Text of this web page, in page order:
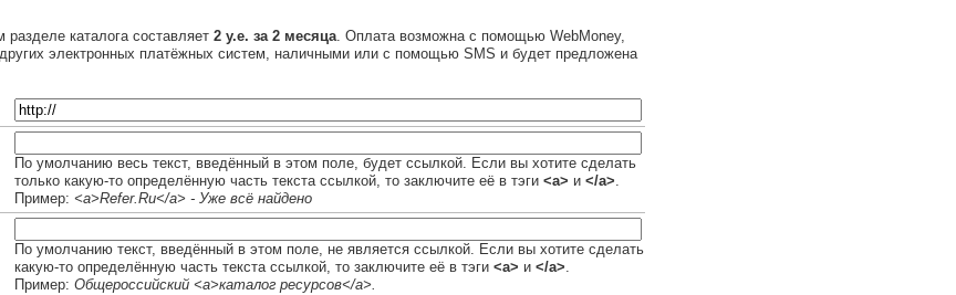
каталога составляет 2 у.е. за 2 месяца . Оплата возможна с помощью WebMoney,
электронных платёжных систем, наличными или с помощью SMS и будет предложена
По умолчанию весь текст, введённый в этом поле, будет ссылкой. Если вы хотите сделать
только какую-то определённую часть текста ссылкой, то заключите её в тэги <a> и </a>.
Пример: <a>Refer.Ru</a> - Уже всё найдено
По умолчанию текст, введённый в этом поле, не является ссылкой. Если вы хотите сделать
какую-то определённую часть текста ссылкой, то заключите её в тэги <a> и </a>.
Пример: Общероссийский <a>каталог ресурсов</a>.